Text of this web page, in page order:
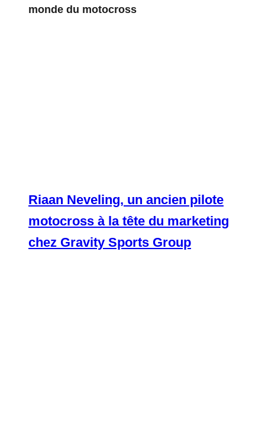
monde du motocross
Riaan Neveling, un ancien pilote
motocross à la tête du marketing
chez Gravity Sports Group